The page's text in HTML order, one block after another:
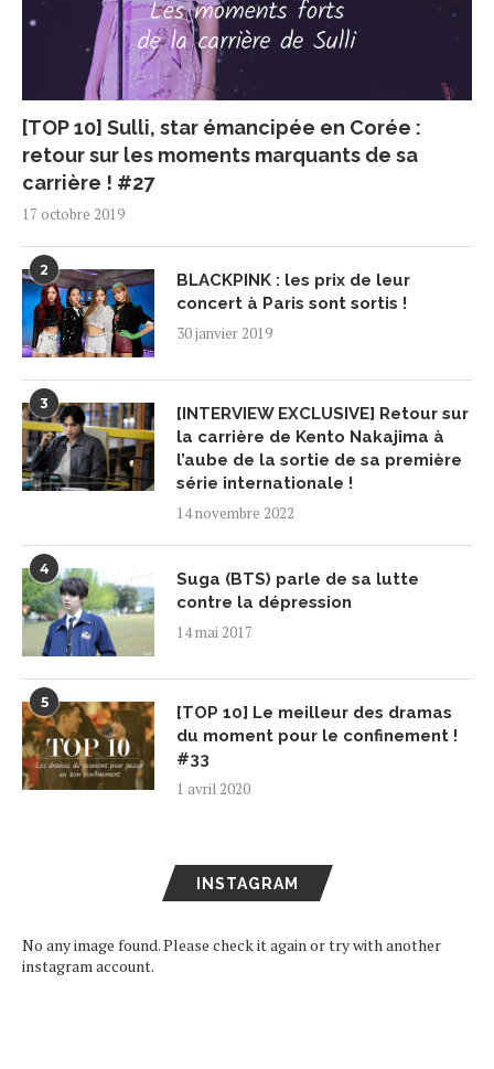
[TOP 10] Sulli, star émancipée en Corée :
retour sur les moments marquants de sa
carrière ! #27
17 octobre 2019
2
BLACKPINK : les prix de leur
concert à Paris sont sortis !
30 janvier 2019
3
[INTERVIEW EXCLUSIVE] Retour sur
la carrière de Kento Nakajima à
l’aube de la sortie de sa première
série internationale !
14 novembre 2022
4
Suga (BTS) parle de sa lutte
contre la dépression
14 mai 2017
5
[TOP 10] Le meilleur des dramas
du moment pour le confinement !
#33
1 avril 2020
INSTAGRAM
No any image found. Please check it again or try with another
instagram account.